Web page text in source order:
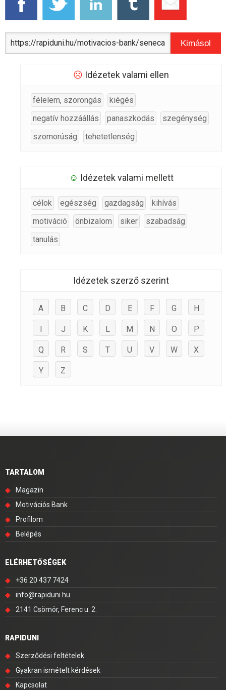
Kimásol
☹ Idézetek valami ellen
félelem, szorongás
kiégés
negatív hozzáállás
panaszkodás
szegénység
szomorúság
tehetetlenség
☺ Idézetek valami mellett
célok egészség gazdagság
kihívás
motiváció
önbizalom siker
szabadság
tanulás
Idézetek szerző szerint
A B C D E F G H
I J K L M N O P
Q R S T U V W X
Y Z
TARTALOM
◆
Magazin
◆
Motivációs Bank
◆
Profilom
◆
Belépés
ELÉRHETŐSÉGEK
◆
+36 20 437 7424
◆
info@rapiduni.hu
◆
2141 Csömör, Ferenc u. 2.
RAPIDUNI
◆
Szerződési feltételek
◆
Gyakran ismételt kérdések
◆
Kapcsolat